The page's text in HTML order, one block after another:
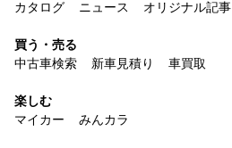
カタログ
ニュース オリジナル記事
買う・売る
中古車検索
新車見積り 車買取
楽しむ
マイカー
みんカラ